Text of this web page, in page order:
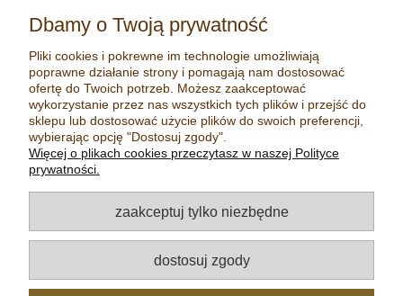
Waporyzatory manualne
Waporyzatory
stacjonarne
Premium vaporizers
Waporyzatory
konwekcyjne
Zestawy z
waporyzatorem
Oleje CBD 5%
Susz konopny
CBD dla zwierząt
Młynki/ Grindery
Zapalniczki
Maści konopne
Mydła konopne
Aromatyzery
Olejki eteryczne
Herbaty
Dbamy o Twoją prywatność
Pliki cookies i pokrewne im technologie umożliwiają
poprawne działanie strony i pomagają nam dostosować
ofertę do Twoich potrzeb. Możesz zaakceptować
wykorzystanie przez nas wszystkich tych plików i przejść do
sklepu lub dostosować użycie plików do swoich preferencji,
wybierając opcję "Dostosuj zgody".
Więcej o plikach cookies przeczytasz w naszej Polityce
prywatności.
zaakceptuj tylko niezbędne
dostosuj zgody